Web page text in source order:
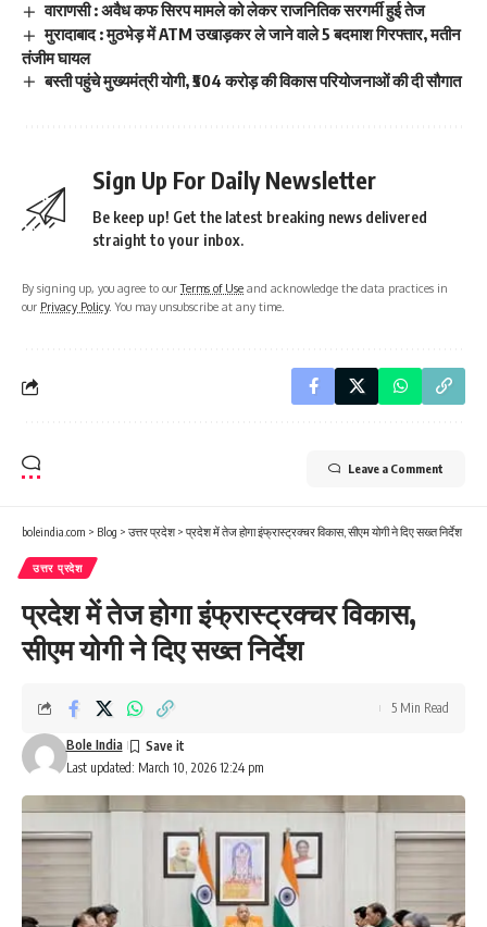
वाराणसी : अवैध कफ सिरप मामले को लेकर राजनितिक सरगर्मी हुई तेज
मुरादाबाद : मुठभेड़ में ATM उखाड़कर ले जाने वाले 5 बदमाश गिरफ्तार, मतीन
तंजीम घायल
बस्ती पहुंचे मुख्यमंत्री योगी, ₹504 करोड़ की विकास परियोजनाओं की दी सौगात
Sign Up For Daily Newsletter
Be keep up! Get the latest breaking news delivered
straight to your inbox.
By signing up, you agree to ourTerms of Use and acknowledge the data practices in
our Privacy Policy. You may unsubscribe at any time.
Leave a Comment
boleindia.com > Blog > उत्तर प्रदेश> प्रदेश में तेज होगा इंफ्रास्ट्रक्चर विकास, सीएम योगी ने दिए सख्त निर्देश
उत्तर प्रदेश
प्रदेश में तेज होगा इंफ्रास्ट्रक्चर विकास,
सीएम योगी ने दिए सख्त निर्देश
Last updated: March 10, 2026 12:24 pm
Bole India
5 Min Read